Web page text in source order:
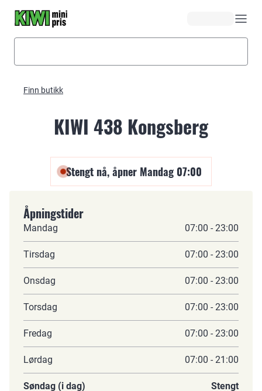
Finn butikk
KIWI 438 Kongsberg
Stengt nå, åpner Mandag 07:00
Åpningstider
Mandag 07:00 - 23:00
Tirsdag 07:00 - 23:00
Onsdag 07:00 - 23:00
Torsdag 07:00 - 23:00
Fredag 07:00 - 23:00
Lørdag 07:00 - 21:00
Søndag (i dag) Stengt